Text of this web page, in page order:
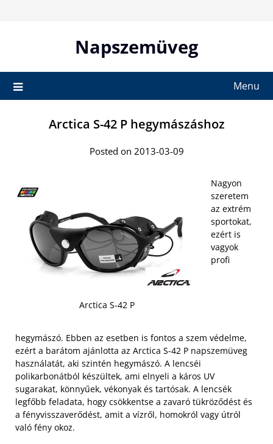
Napszemüveg
Menu
Arctica S-42 P hegymászáshoz
Posted on 2013-03-09
Arctica S-42 P
Nagyon
szeretem
az extrém
sportokat,
ezért is
vagyok
profi
hegymászó. Ebben az esetben is fontos a szem védelme,
ezért a barátom ajánlotta az Arctica S-42 P napszemüveg
használatát, aki szintén hegymászó. A lencséi
polikarbonátból készültek, ami elnyeli a káros UV
sugarakat, könnyűek, vékonyak és tartósak. A lencsék
legfőbb feladata, hogy csökkentse a zavaró tükröződést és
a fényvisszaverődést, amit a vízről, homokról vagy útról
való fény okoz.